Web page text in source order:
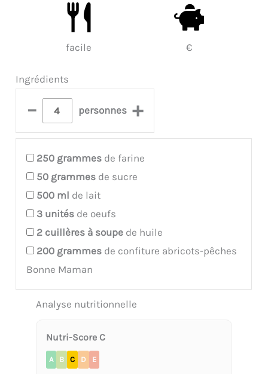
facile €
Ingrédients
– personnes +
250 grammes de farine
50 grammes de sucre
500 ml de lait
3 unités de oeufs
2 cuillères à soupe de huile
200 grammes de confiture abricots-pêches
Bonne Maman
Analyse nutritionnelle
Nutri-Score C
A B C D E